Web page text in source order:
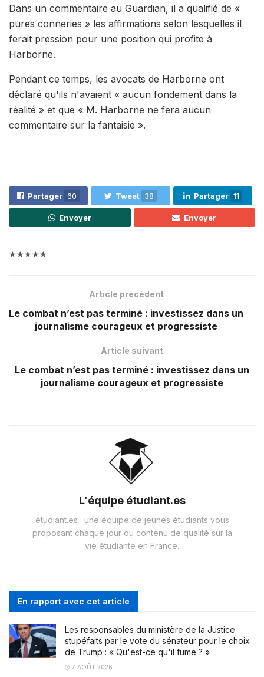
Dans un commentaire au Guardian, il a qualifié de «
pures conneries » les affirmations selon lesquelles il
ferait pression pour une position qui profite à
Harborne.
Pendant ce temps, les avocats de Harborne ont
déclaré qu'ils n'avaient « aucun fondement dans la
réalité » et que « M. Harborne ne fera aucun
commentaire sur la fantaisie ».
Partager 60 Tweet 38 Partager 11
Envoyer Envoyer
★★★★★
Article précédent
Le combat n’est pas terminé : investissez dans un
journalisme courageux et progressiste
Article suivant
Le combat n’est pas terminé : investissez dans un
journalisme courageux et progressiste
L'équipe étudiant.es
étudiant.es : une équipe de jeunes étudiants vous
proposant chaque jour du contenu de qualité sur la
vie étudiante en France.
En rapport avec cet article
Les responsables du ministère de la Justice
stupéfaits par le vote du sénateur pour le choix
de Trump : « Qu'est-ce qu'il fume ? »
7 AOÛT 2026